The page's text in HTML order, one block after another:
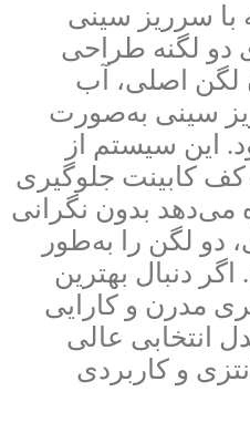
با سرریز سینی
دو لگنه طراحی
لگن اصلی، آب
سینی به‌صورت
این سیستم از
کف کابینت جلوگیری
می‌دهد بدون نگرانی
دو لگن را به‌طور
دنبال بهترین
مدرن و کارایی
انتخابی عالی
و کاربردی